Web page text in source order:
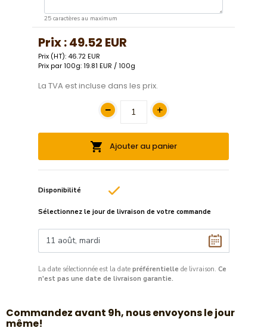
25 caractères au maximum
Prix :49.52 EUR
Prix (HT): 46.72 EUR
Prix par 100g: 19.81 EUR / 100g
La TVA est incluse dans les prix.
Ajouter au panier
Disponibilité
Sélectionnez le jour de livraison de votre commande
La date sélectionnée est la date préférentielle de livraison. Ce
n'est pas une date de livraison garantie.
​Commandez avant 9h, nous envoyons le jour
même!